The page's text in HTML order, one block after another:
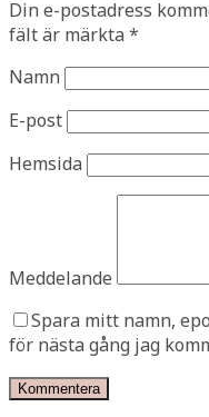
Din e-postadress
fält är märkta *
Namn
E-post
Hemsida
Meddelande
Spara mitt namn,
för nästa gång jag